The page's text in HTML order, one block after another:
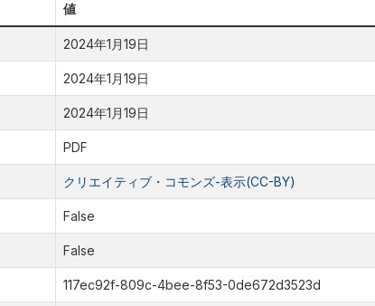
値
2024年1月19日
2024年1月19日
2024年1月19日
PDF
クリエイティブ・コモンズ-表示(CC-BY)
False
False
117ec92f-809c-4bee-8f53-0de672d3523d